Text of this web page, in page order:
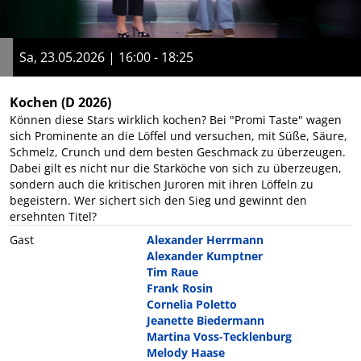
Sa, 23.05.2026 | 16:00 - 18:25
Kochen (D 2026)
Können diese Stars wirklich kochen? Bei "Promi Taste" wagen
sich Prominente an die Löffel und versuchen, mit Süße, Säure,
Schmelz, Crunch und dem besten Geschmack zu überzeugen.
Dabei gilt es nicht nur die Starköche von sich zu überzeugen,
sondern auch die kritischen Juroren mit ihren Löffeln zu
begeistern. Wer sichert sich den Sieg und gewinnt den
ersehnten Titel?
Gast
Alexander Herrmann
Alexander Kumptner
Tim Raue
Frank Rosin
Cornelia Poletto
Jeanette Biedermann
Martina Voss-Tecklenburg
Melody Haase